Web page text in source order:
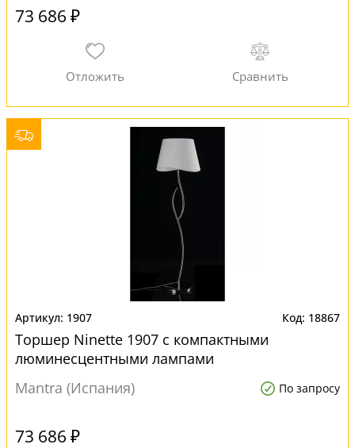
73 686 ₽
1907 18867
Торшер Ninette 1907 с компактными
люминесцентными лампами
Mantra (Испания)
По запросу
73 686 ₽